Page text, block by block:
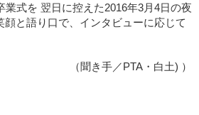
業式を 翌日に控えた2016年3月4日の夜
と語り口で、インタビューに応じて
（聞き手／PTA・白土) ）